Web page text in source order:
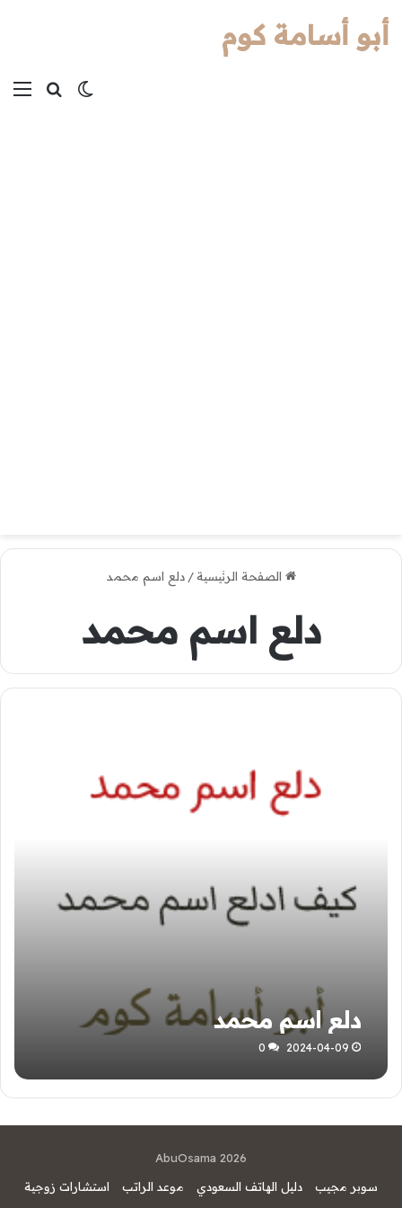
بحثالوضع
أبو أسامة كوم
الصفحة الرئيسية / دلع اسم محمد
دلع اسم محمد
دلع اسم محمد
2024-04-09
0
AbuOsama 2026
سوبر مجيب
دليل الهاتف السعودي موعد الراتب استشارات زوجية